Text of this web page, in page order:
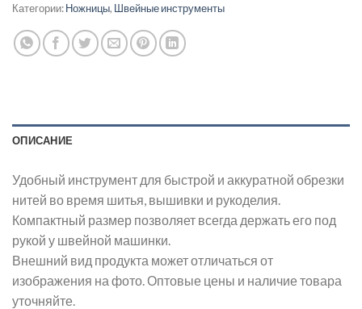
Категории:Ножницы, Швейные инструменты
ОПИСАНИЕ
Удобный инструмент для быстрой и аккуратной обрезки
нитей во время шитья, вышивки и рукоделия.
Компактный размер позволяет всегда держать его под
рукой у швейной машинки.
Внешний вид продукта может отличаться от
изображения на фото. Оптовые цены и наличие товара
уточняйте.